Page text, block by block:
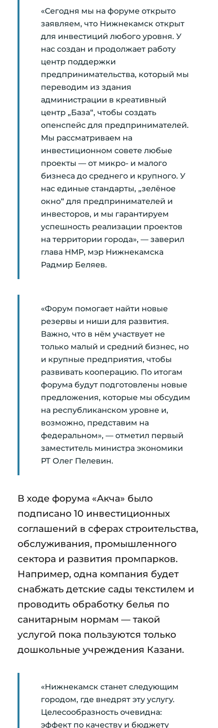
«Сегодня мы на форуме открыто
заявляем, что Нижнекамск открыт
для инвестиций любого уровня. У
нас создан и продолжает работу
центр поддержки
предпринимательства, который мы
переводим из здания
администрации в креативный
центр „База“, чтобы создать
опенспейс для предпринимателей.
Мы рассматриваем на
инвестиционном совете любые
проекты — от микро- и малого
бизнеса до среднего и крупного. У
нас единые стандарты, „зелёное
окно“ для предпринимателей и
инвесторов, и мы гарантируем
успешность реализации проектов
на территории города», — заверил
глава НМР, мэр Нижнекамска
Радмир Беляев.
«Форум помогает найти новые
резервы и ниши для развития.
Важно, что в нём участвует не
только малый и средний бизнес, но
и крупные предприятия, чтобы
развивать кооперацию. По итогам
форума будут подготовлены новые
предложения, которые мы обсудим
на республиканском уровне и,
возможно, представим на
федеральном», — отметил первый
заместитель министра экономики
РТ Олег Пелевин.
В ходе форума «Акча» было
подписано 10 инвестиционных
соглашений в сферах строительства,
обслуживания, промышленного
сектора и развития промпарков.
Например, одна компания будет
снабжать детские сады текстилем и
проводить обработку белья по
санитарным нормам — такой
услугой пока пользуются только
дошкольные учреждения Казани.
«Нижнекамск станет следующим
городом, где внедрят эту услугу.
Целесообразность очевидна:
эффект по качеству и бюджету